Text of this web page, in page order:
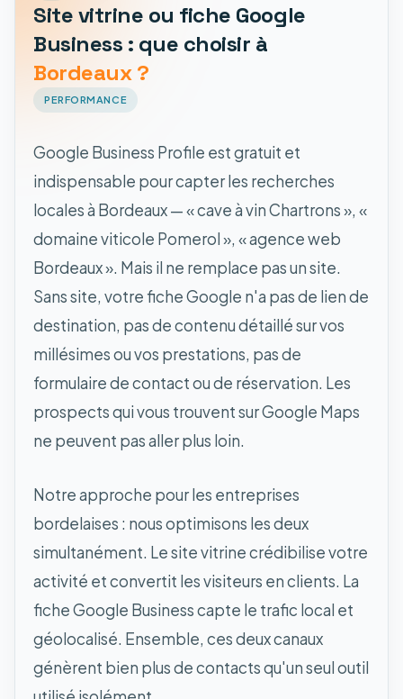
Site vitrine ou fiche Google
Business : que choisir à
Bordeaux ?
PERFORMANCE
Google Business Profile est gratuit et
indispensable pour capter les recherches
locales à Bordeaux — « cave à vin Chartrons », «
domaine viticole Pomerol », « agence web
Bordeaux ». Mais il ne remplace pas un site.
Sans site, votre fiche Google n'a pas de lien de
destination, pas de contenu détaillé sur vos
millésimes ou vos prestations, pas de
formulaire de contact ou de réservation. Les
prospects qui vous trouvent sur Google Maps
ne peuvent pas aller plus loin.
Notre approche pour les entreprises
bordelaises : nous optimisons les deux
simultanément. Le site vitrine crédibilise votre
activité et convertit les visiteurs en clients. La
fiche Google Business capte le trafic local et
géolocalisé. Ensemble, ces deux canaux
génèrent bien plus de contacts qu'un seul outil